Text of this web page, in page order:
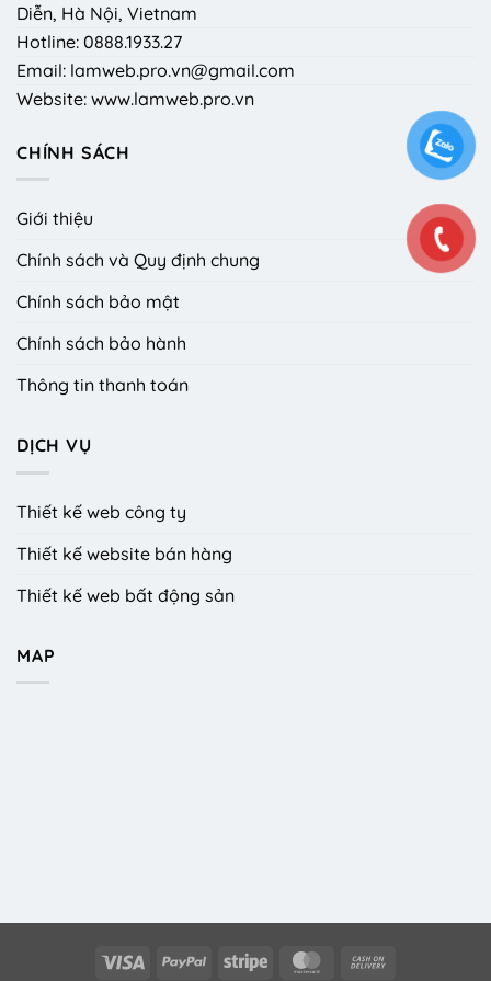
Diễn, Hà Nội, Vietnam
Hotline: 0888.1933.27
Email: lamweb.pro.vn@gmail.com
Website: www.lamweb.pro.vn
CHÍNH SÁCH
Giới thiệu
Chính sách và Quy định chung
Chính sách bảo mật
Chính sách bảo hành
Thông tin thanh toán
DỊCH VỤ
Thiết kế web công ty
Thiết kế website bán hàng
Thiết kế web bất động sản
MAP
Visa PayPal Stripe MasterCard